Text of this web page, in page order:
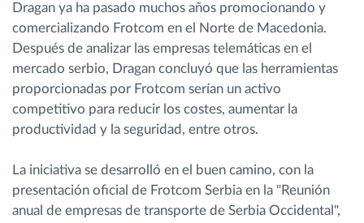
Dragan ya ha pasado muchos años promocionando y
comercializando Frotcom en el Norte de Macedonia.
Después de analizar las empresas telemáticas en el
mercado serbio, Dragan concluyó que las herramientas
proporcionadas por Frotcom serían un activo
competitivo para reducir los costes, aumentar la
productividad y la seguridad, entre otros.
La iniciativa se desarrolló en el buen camino, con la
presentación oficial de Frotcom Serbia en la "Reunión
anual de empresas de transporte de Serbia Occidental",